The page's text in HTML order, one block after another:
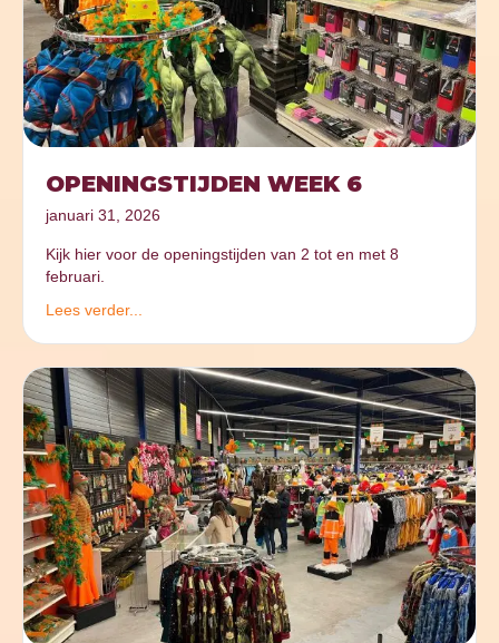
OPENINGSTIJDEN WEEK 6
januari 31, 2026
Kijk hier voor de openingstijden van 2 tot en met 8
februari.
Lees verder...